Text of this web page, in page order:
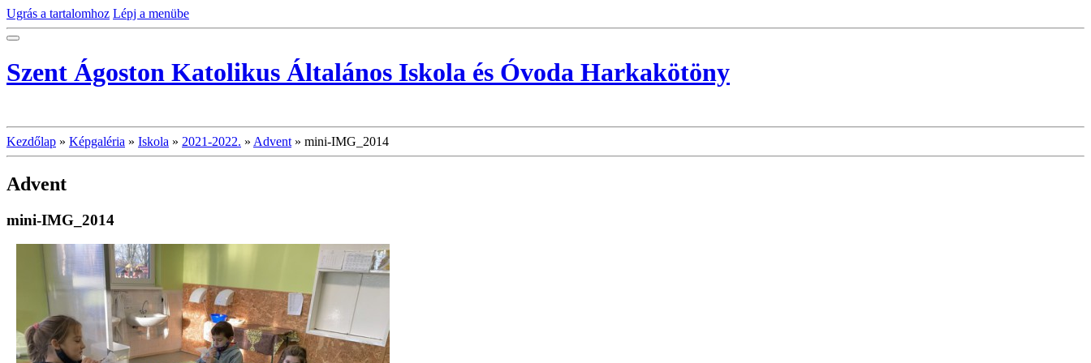
Ugrás a tartalomhoz Lépj a menübe
Szent Ágoston Katolikus Általános Iskola és Óvoda Harkakötöny
Kezdőlap » Képgaléria » Iskola » 2021-2022. » Advent » mini-IMG_2014
Advent
mini-IMG_2014